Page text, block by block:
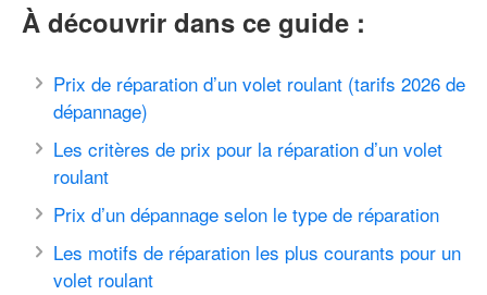
À découvrir dans ce guide :
Prix de réparation d’un volet roulant (tarifs 2026 de
dépannage)
Les critères de prix pour la réparation d’un volet
roulant
Prix d’un dépannage selon le type de réparation
Les motifs de réparation les plus courants pour un
volet roulant